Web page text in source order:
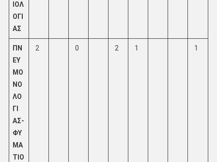
ΙΟΛ
ΟΓΙ
ΑΣ
ΠΝ
ΕΥ
ΜΟ
ΝΟ
ΛΟ
ΓΙ
ΑΣ-
ΦΥ
ΜΑ
ΤΙΟ
2 0 2 1 1